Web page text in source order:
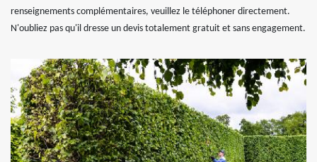
renseignements complémentaires, veuillez le téléphoner directement.
N'oubliez pas qu'il dresse un devis totalement gratuit et sans engagement.